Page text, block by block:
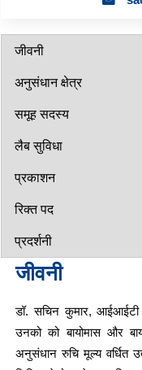
जीवनी
अनुसंधान क्षेत्र
समूह सदस्य
लैब सुविधा
प्रकाशन
रिक्त पद
प्रदर्शनी
जीवनी
डॉ. सचिन कुमार,
उनको को बायोमास और
अनुसंधान रुचि मूल्य वर्धित